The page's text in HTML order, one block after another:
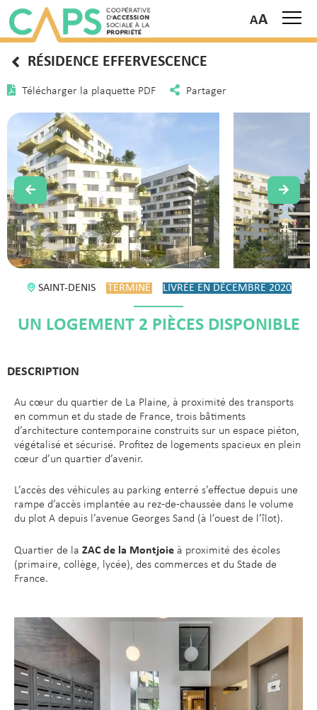
RÉSIDENCE EFFERVESCENCE
Télécharger la plaquette PDF Partager
SAINT-DENIS TERMINÉ LIVRÉE EN DÉCEMBRE 2020
UN LOGEMENT 2 PIÈCES DISPONIBLE
DESCRIPTION
Au cœur du quartier de La Plaine, à proximité des transports
en commun et du stade de France, trois bâtiments
d’architecture contemporaine construits sur un espace piéton,
végétalisé et sécurisé. Profitez de logements spacieux en plein
cœur d’un quartier d’avenir.
L’accès des véhicules au parking enterré s’effectue depuis une
rampe d’accès implantée au rez-de-chaussée dans le volume
du plot A depuis l’avenue Georges Sand (à l’ouest de l’îlot).
Quartier de la ZAC de la Montjoie à proximité des écoles
(primaire, collège, lycée), des commerces et du Stade de
France.
A